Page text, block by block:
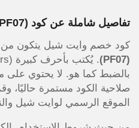
تفاصيل شاملة عن كود (PF07)
كود خصم وايت شيل يتكون
(PF07)
بالضبط كما هو. لا يحتوي على
صلاحية الكود مستمرة حاليًا،
الموقع الرسمي لوايت شيل